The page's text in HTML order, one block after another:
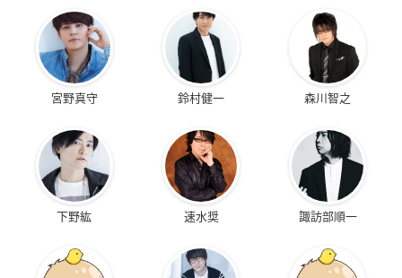
宮野真守 鈴村健一 森川智之
下野紘 速水奨 諏訪部順一